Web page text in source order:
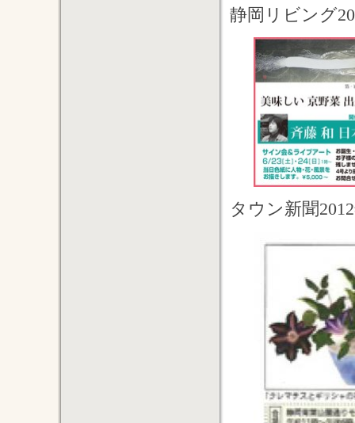
静岡リビング
タウン新聞